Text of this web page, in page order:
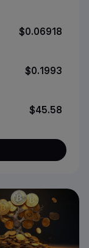
$0.06918
$0.1993
$45.58